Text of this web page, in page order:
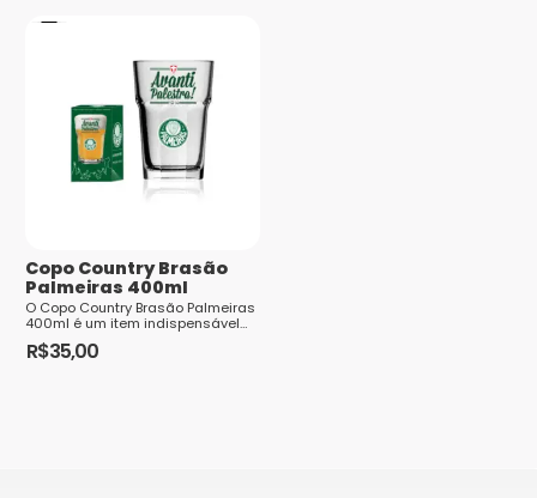
processados
produto
variantes.
opções
podem
na
página
do
produto
Copo Country Brasão
Palmeiras 400ml
O Copo Country Brasão Palmeiras
400ml é um item indispensável
para os torcedores apaixonados
do Palmeiras. Com capacidade
R$35,00